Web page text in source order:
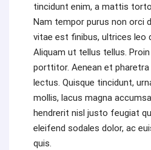
tincidunt enim, a mattis
Nam tempor purus non orci
vitae est finibus, ultrices leo
Aliquam ut tellus tellus.
porttitor. Aenean et
lectus. Quisque tincidunt,
mollis, lacus magna
hendrerit nisl justo feugiat
eleifend sodales dolor, ac
quis.